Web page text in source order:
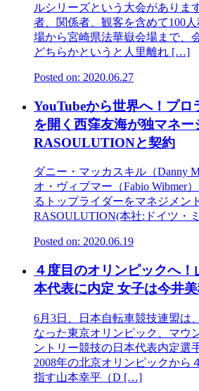
ルシリーズという大会がありま
者、関係者、観客を含めて100
場から宮崎県法華嶽会場まで、
どちらかというと人里離れ […]
Posted on: 2020.06.27
YouTubeから世界へ！プロ
を開く西窪友海が独マネー
RASOULUTIONと契約
ダニー・マッカスキル（Danny
オ・ヴィブマー（Fabio Wibmer
るトップライダーをマネジメン
RASOULUTION(本社:ドイツ・
Posted on: 2020.06.19
４度目のオリンピックへ
本代表に内定 女子は今井
6月3日、日本自転車競技連盟は
なった東京オリンピック、マウ
ントリー競技の日本代表内定選
2008年の北京オリンピックから
指す山本幸平（D […]